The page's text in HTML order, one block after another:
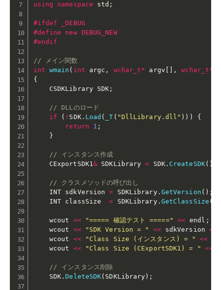
using namespace std ;
#ifdef _DEBUG
#define new DEBUG_NEW
#endif
// メイン関数
int wmain ( int argc , wchar_t* argv , wchar_t*
{
    CSDKLibrary SDK
;
// DLLのロード
if
( ! SDK. Load ( _T ( "DllLibrary.dll" ) ) )
{
return
1 ;
}
// インスタンス作成
    CExportSDK1
& SDKLibrary = SDK. CreateSDK( )
// クラスメソッドの呼び出し
    INT sdkVersion
= SDKLibrary. GetVersion ( ) ;
    INT classSize
= SDKLibrary. GetClassSize (
    wcout
<< "===== 確認テスト =====" << endl ;
    wcout
<< "SDK Version = " << sdkVersion <<
    wcout
<< "Class Size (インスタンス) = " <<
    wcout
<< "Class Size (CExportSDK1) = " <<
// インスタンス削除
    SDK
.DeleteSDK( SDKLibrary ) ;